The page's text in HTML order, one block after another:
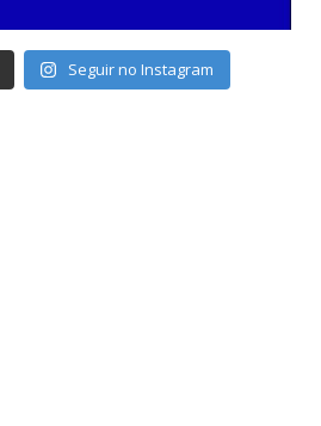
Seguir no Instagram